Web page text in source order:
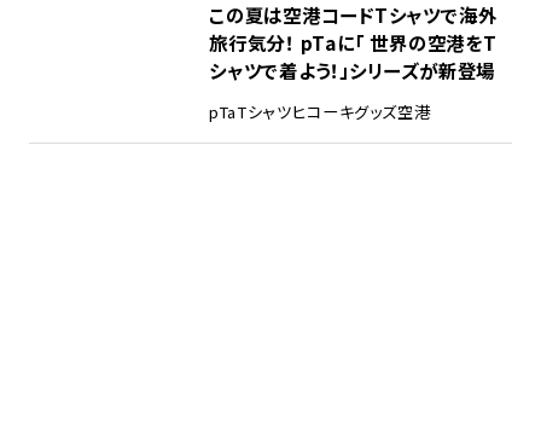
この夏は空港コードTシャツで海外
旅行気分！ pTaに「 世界の空港をT
シャツで着よう！」シリーズが新登場
pTaTシャツヒコーキグッズ空港